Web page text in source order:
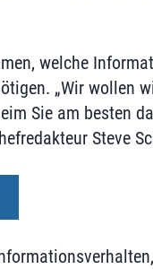
welche
„Wir wollen
Sie am besten
Steve